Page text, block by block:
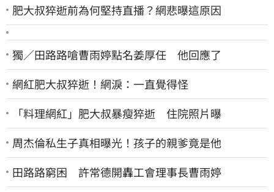
肥大叔猝逝前為何堅持直播？網悲曝這原因
獨／田路路嗆曹雨婷點名姜厚任 他回應了
網紅肥大叔猝逝！網淚：一直覺得怪
「料理網紅」肥大叔暴瘦猝逝 住院照片曝
周杰倫私生子真相曝光！孩子的親爹竟是他
田路路窮困 許常德開轟工會理事長曹雨婷